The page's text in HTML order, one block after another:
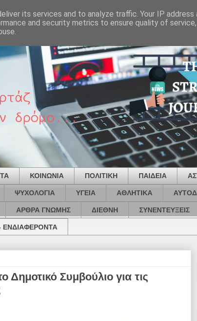
ΚΟΙΝΩΝΙΑ ΠΟΛΙΤΙΚΗ ΠΑΙΔΕΙΑ
ΨΥΧΟΛΟΓΙΑ ΥΓΕΙΑ ΑΘΛΗΤΙΚΑ
ΑΡΘΡΑ ΓΝΩΜΗΣ ΔΙΕΘΝΗ ΣΥΝΕΝΤΕΥΞΕΙΣ
ΕΝΔΙΑΦΕΡΟΝΤΑ
Δημοτικό Συμβούλιο για τις
its services and to analyze traffic. Your IP address
and security metrics to ensure quality of